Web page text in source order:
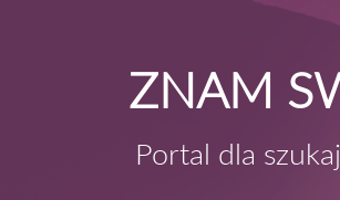
ZNAM
Portal dla